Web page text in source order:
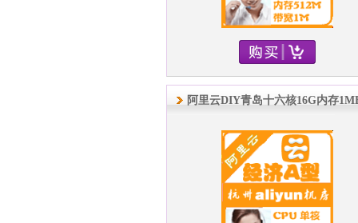
阿里云DIY青岛十六核16G内存